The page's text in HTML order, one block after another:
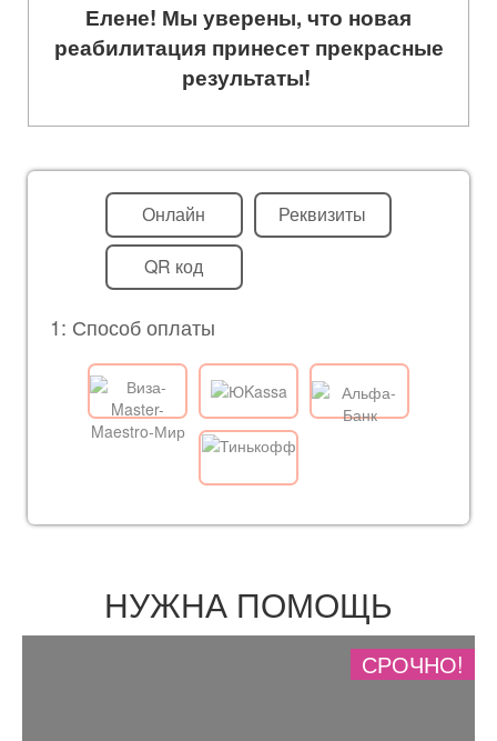
Елене! Мы уверены, что новая
реабилитация принесет прекрасные
результаты!
Онлайн Реквизиты
QR код
1: Способ оплаты
НУЖНА ПОМОЩЬ
СРОЧНО!